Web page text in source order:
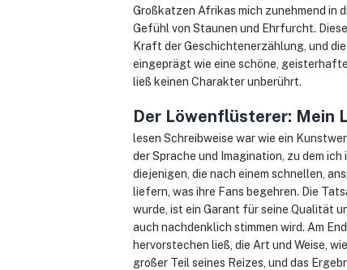
Großkatzen Afrikas mich zunehmend in
Gefühl von Staunen und Ehrfurcht.
Kraft der Geschichtenerzählung, und
eingeprägt wie eine schöne,
ließ keinen Charakter unberührt.
Der Löwenflüsterer: Mein
lesen Schreibweise war wie ein
der Sprache und Imagination, zu dem
diejenigen, die nach einem schnellen,
liefern, was ihre Fans begehren. Die
wurde, ist ein Garant für seine Qualität
auch nachdenklich stimmen wird. Am
hervorstechen ließ, die Art und Weise,
großer Teil seines Reizes, und das